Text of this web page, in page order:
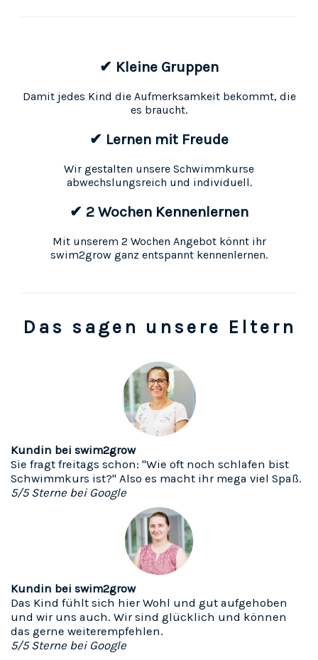
✔ Kleine Gruppen
Damit jedes Kind die Aufmerksamkeit bekommt, die
es braucht.
✔ Lernen mit Freude
Wir gestalten unsere Schwimmkurse
abwechslungsreich und individuell.
✔ 2 Wochen Kennenlernen
Mit unserem 2 Wochen Angebot könnt ihr
swim2grow ganz entspannt kennenlernen.
Das sagen unsere Eltern
Kundin bei swim2grow
Sie fragt freitags schon: "Wie oft noch schlafen bist
Schwimmkurs ist?" Also es macht ihr mega viel Spaß.
5/5 Sterne bei Google
Kundin bei swim2grow
Das Kind fühlt sich hier Wohl und gut aufgehoben
und wir uns auch. Wir sind glücklich und können
das gerne weiterempfehlen.
5/5 Sterne bei Google